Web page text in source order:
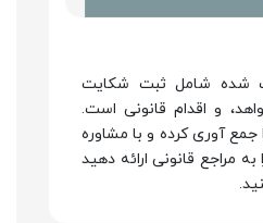
شده شامل ثبت شکایت
و اقدام قانونی است.
جمع آوری کرده و با مشاوره
مراجع قانونی ارائه دهید